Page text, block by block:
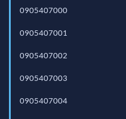
0905407000
0905407001
0905407002
0905407003
0905407004